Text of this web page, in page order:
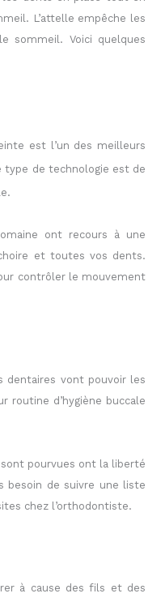
L’attelle empêche les
sommeil. Voici quelques
est l’un des meilleurs
type de technologie est de
ont recours à une
et toutes vos dents.
contrôler le mouvement
dentaires vont pouvoir les
routine d’hygiène buccale
pourvues ont la liberté
besoin de suivre une liste
chez l’orthodontiste.
à cause des fils et des